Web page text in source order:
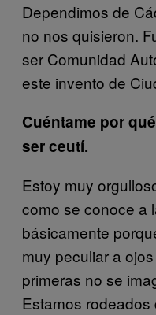
Dependimos de
no nos quisieron.
ser Comunidad
este invento de
Cuéntame por
ser ceutí.
Estoy muy
como se conoce a
básicamente
muy peculiar a
primeras no se
Estamos rodeados